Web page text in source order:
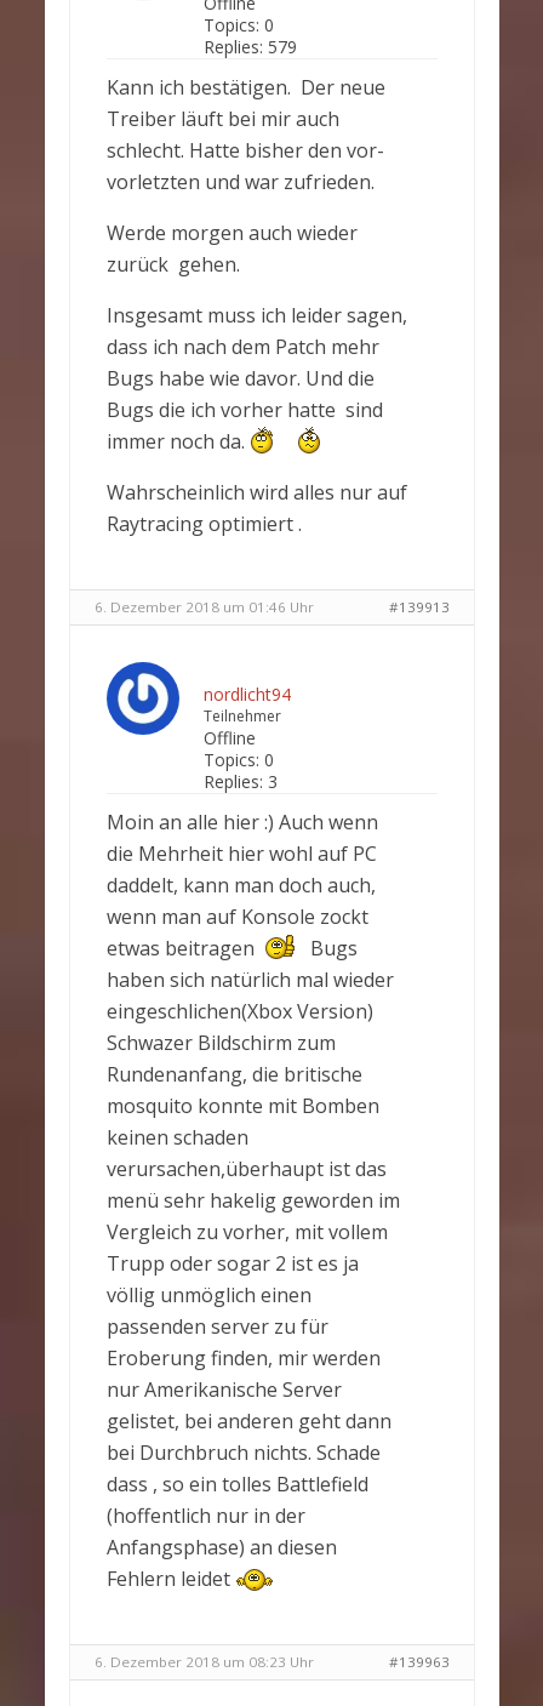
Topics: 0
Replies: 579
Kann ich bestätigen. Der neue
Treiber läuft bei mir auch
schlecht. Hatte bisher den vor-
vorletzten und war zufrieden.
Werde morgen auch wieder
zurück gehen.
Insgesamt muss ich leider sagen,
dass ich nach dem Patch mehr
Bugs habe wie davor. Und die
Bugs die ich vorher hatte sind
immer noch da.
Wahrscheinlich wird alles nur auf
Raytracing optimiert .
6. Dezember 2018 um 01:46 Uhr #139913
nordlicht94
Teilnehmer
Offline
Topics: 0
Replies: 3
Moin an alle hier :) Auch wenn
die Mehrheit hier wohl auf PC
daddelt, kann man doch auch,
wenn man auf Konsole zockt
etwas beitragen
Bugs
haben sich natürlich mal wieder
eingeschlichen(Xbox Version)
Schwazer Bildschirm zum
Rundenanfang, die britische
mosquito konnte mit Bomben
keinen schaden
verursachen,überhaupt ist das
menü sehr hakelig geworden im
Vergleich zu vorher, mit vollem
Trupp oder sogar 2 ist es ja
völlig unmöglich einen
passenden server zu für
Eroberung finden, mir werden
nur Amerikanische Server
gelistet, bei anderen geht dann
bei Durchbruch nichts. Schade
dass , so ein tolles Battlefield
(hoffentlich nur in der
Anfangsphase) an diesen
Fehlern leidet
6. Dezember 2018 um 08:23 Uhr #139963